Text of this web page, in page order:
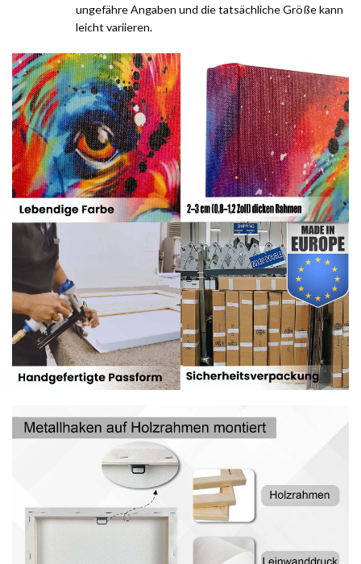
ungefähre Angaben und die tatsächliche Größe kann
leicht variieren.